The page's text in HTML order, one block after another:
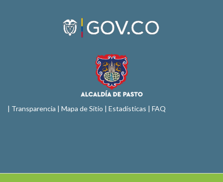
| Transparencia | Mapa de Sitio | Estadísticas | FAQ